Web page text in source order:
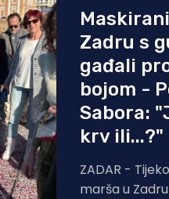
Zadru s
gađali
bojom -
Sabora:
krv ili...?"
ZADAR -
marša u